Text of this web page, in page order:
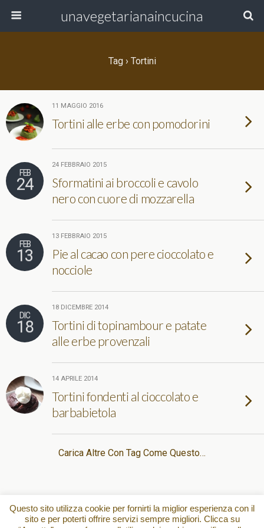
unavegetarianaincucina
Tag › Tortini
11 MAGGIO 2016
Tortini alle erbe con pomodorini
FEB
24
24 FEBBRAIO 2015
Sformatini ai broccoli e cavolo
nero con cuore di mozzarella
FEB
13
13 FEBBRAIO 2015
Pie al cacao con pere cioccolato e
nocciole
DIC
18
18 DICEMBRE 2014
Tortini di topinambour e patate
alle erbe provenzali
14 APRILE 2014
Tortini fondenti al cioccolato e
barbabietola
Carica Altre Con Tag Come Questo…
Torna su
Questo sito utilizza cookie per fornirti la miglior esperienza con il
sito e per poterti offrire servizi sempre migliori. Clicca su